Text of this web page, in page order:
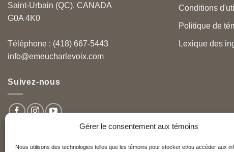
Gérer le consentement aux témoins
Nous utilisons des technologies telles que les témoins pour stocker et/ou accéder aux
Saint-Urbain (QC), CANADA
G0A 4K0
Téléphone : (418) 667-5443
info@emeucharlevoix.com
Suivez-nous
Conditions
Politique de
Lexique des